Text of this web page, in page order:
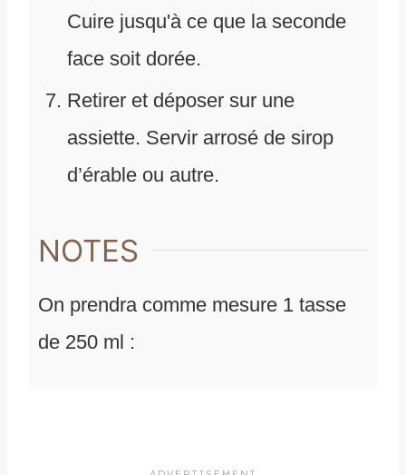
Cuire jusqu'à ce que la seconde
face soit dorée.
Retirer et déposer sur une
assiette. Servir arrosé de sirop
d’érable ou autre.
NOTES
On prendra comme mesure 1 tasse
de 250 ml :